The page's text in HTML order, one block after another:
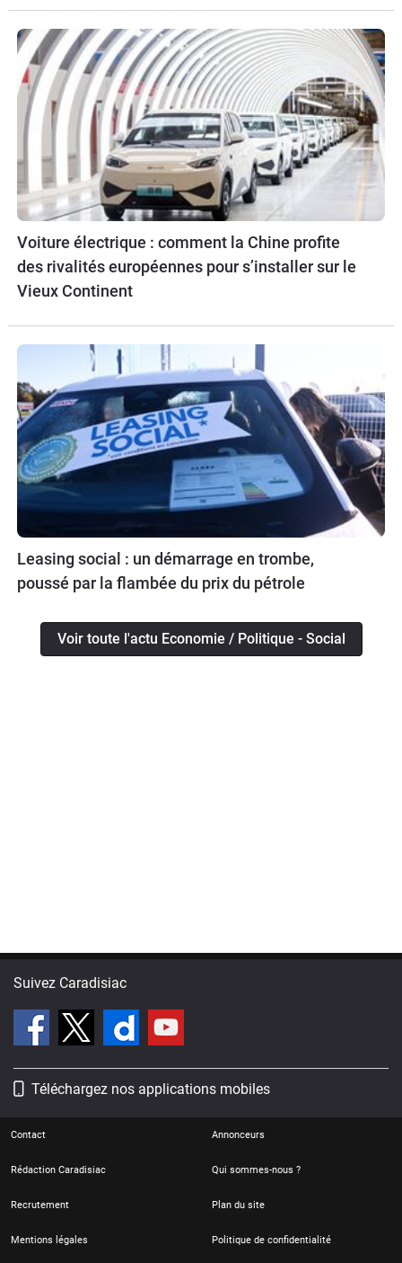
Voiture électrique : comment la Chine profite
des rivalités européennes pour s’installer sur le
Vieux Continent
Leasing social : un démarrage en trombe,
poussé par la flambée du prix du pétrole
Voir toute l'actu Economie / Politique - Social
Suivez Caradisiac
Téléchargez nos applications mobiles
Contact Annonceurs
Rédaction Caradisiac Qui sommes-nous ?
Recrutement Plan du site
Mentions légales Politique de confidentialité